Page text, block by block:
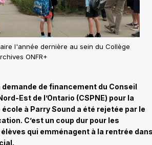
l'année dernière au sein du Collège
ONFR+
demande de financement du Conseil
Est de l’Ontario (CSPNE) pour la
à Parry Sound a été rejetée par le
C’est un coup dur pour les
qui emménagent à la rentrée